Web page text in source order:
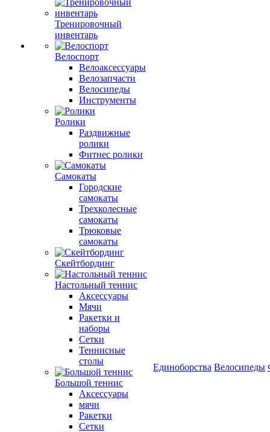
Тренировочный
инвентарь
Велоспорт
Велоаксессуары
Велозапчасти
Велосипеды
Инструменты
Ролики
Раздвижные
ролики
Фитнес ролики
Самокаты
Городские
самокаты
Трехколесные
самокаты
Трюковые
самокаты
Скейтбординг
Настольный теннис
Аксессуары
Мячи
Ракетки и
наборы
Сетки
Теннисные
столы
Большой теннис
Аксессуары
мячи
Ракетки
Сетки
Единоборства Велосипеды